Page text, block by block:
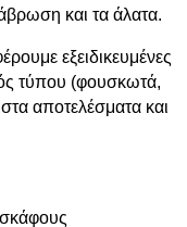
και τα άλατα.
εξειδικευμένες
τύπου (φουσκωτά,
αποτελέσματα και